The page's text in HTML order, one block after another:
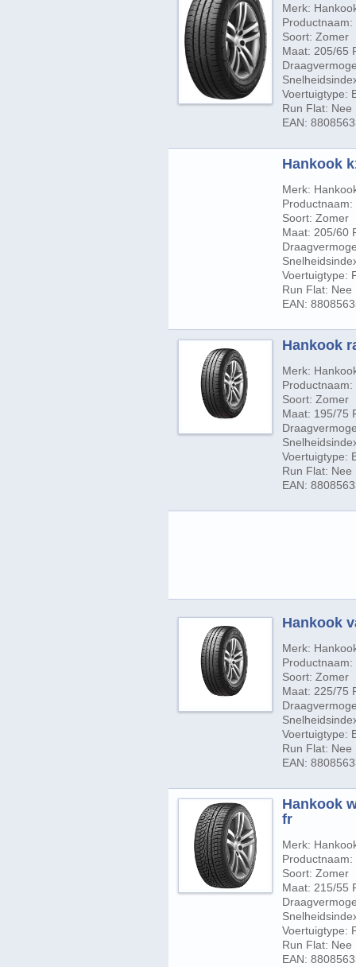
Merk:
Productnaam:
Soort: Zomer
Maat: 205/65
Voertuigtype:
Run Flat: Nee
EAN:
Hankook
Merk:
Soort: Zomer
Maat: 205/60
Voertuigtype:
Run Flat: Nee
EAN:
Hankook
Merk:
Productnaam:
Soort: Zomer
Maat: 195/75
Voertuigtype:
Run Flat: Nee
EAN:
Hankook
Merk:
Soort: Zomer
Maat: 225/75
Voertuigtype:
Run Flat: Nee
EAN:
Hankook
fr
Merk:
Soort: Zomer
Maat: 215/55
Voertuigtype:
Run Flat: Nee
EAN: